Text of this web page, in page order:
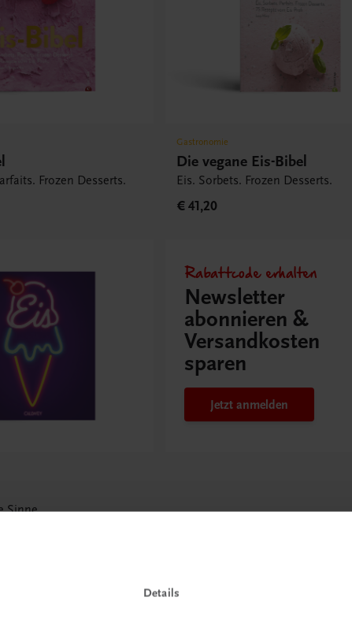
Details
Frozen Desserts.
Gastronomie
Die vegane Eis-Bibel
Eis. Sorbets. Frozen Desserts.
€ 41,20
Sinne
Rabattcode erhalten
Newsletter
abonnieren &
Versandkosten
sparen
Jetzt anmelden